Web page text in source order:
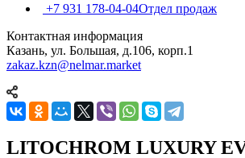
+7 931 178-04-04Отдел продаж
Контактная информация
Казань, ул. Большая, д.106, корп.1
zakaz.kzn@nelmar.market
LITOCHROM LUXURY